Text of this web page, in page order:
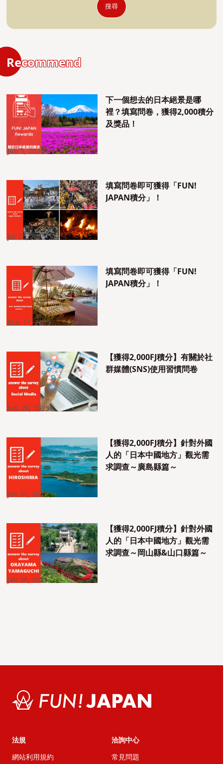
搜尋
Recommend
下一個想去的日本絕景是哪
裡？填寫問卷，獲得2,000積分
及獎品！
Jun 5, 2026
填寫問卷即可獲得「FUN!
JAPAN積分」！
Jul 25, 2025
填寫問卷即可獲得「FUN!
JAPAN積分」！
Mar 11, 2025
【獲得2,000FJ積分】有關於社
群媒體(SNS)使用習慣問卷
Feb 26, 2025
【獲得2,000FJ積分】針對外國
人的「日本中國地方」觀光需
求調查～廣島縣篇～
Jan 31, 2025
【獲得2,000FJ積分】針對外國
人的「日本中國地方」觀光需
求調查～岡山縣&山口縣篇～
Jan 26, 2025
法規
網站利用規約
洽詢中心
常見問題